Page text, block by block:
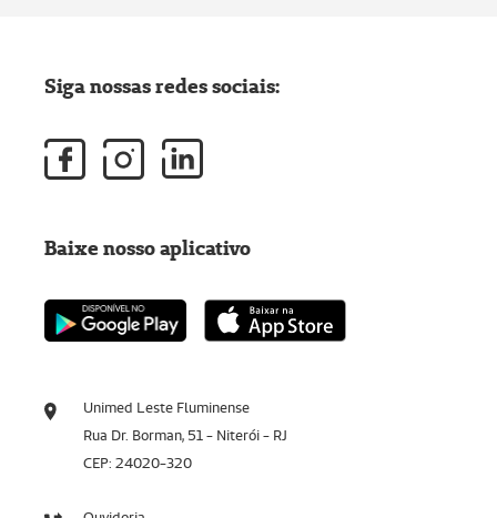
Unimed Leste Fluminense
Rua Dr. Borman, 51 - Niterói - RJ
CEP: 24020-320
Siga nossas redes sociais:
Baixe nosso aplicativo